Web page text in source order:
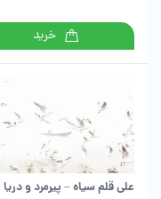
خرید
علی قلم سیاه – پیرمرد و دریا